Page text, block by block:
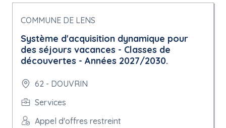
COMMUNE DE LENS
Système d'acquisition dynamique pour
des séjours vacances - Classes de
découvertes - Années 2027/2030.
62 - DOUVRIN
Services
Appel d'offres restreint